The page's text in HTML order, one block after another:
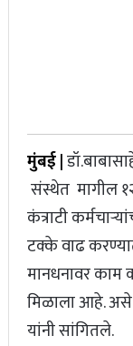
मुंबई |
संस्थेत मागील
कंत्राटी
टक्के वाढ
मानधनावर काम
मिळाला आहे. असे
यांनी सांगितले.